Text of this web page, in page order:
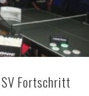
Fortschritt